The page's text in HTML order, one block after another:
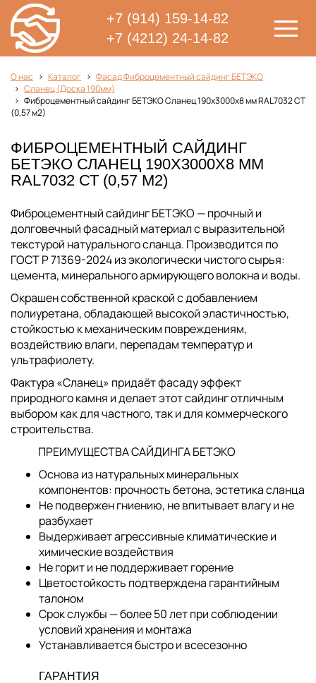
+7 (914) 159-14-82
+7 (4212) 24-14-82
О нас Каталог
Фасад Фиброцементный сайдинг БЕТЭКО
Сланец (Доска 190мм)
Фиброцементный сайдинг БЕТЭКО Сланец 190х3000х8 мм RAL7032 СТ
(0,57 м2)
ФИБРОЦЕМЕНТНЫЙ САЙДИНГ
БЕТЭКО СЛАНЕЦ 190Х3000Х8 ММ
RAL7032 СТ (0,57 М2)
Фиброцементный сайдинг БЕТЭКО — прочный и
долговечный фасадный материал с выразительной
текстурой натурального сланца. Производится по
ГОСТ Р 71369-2024 из экологически чистого сырья:
цемента, минерального армирующего волокна и воды.
Окрашен собственной краской с добавлением
полиуретана, обладающей высокой эластичностью,
стойкостью к механическим повреждениям,
воздействию влаги, перепадам температур и
ультрафиолету.
Фактура «Сланец» придаёт фасаду эффект
природного камня и делает этот сайдинг отличным
выбором как для частного, так и для коммерческого
строительства.
ПРЕИМУЩЕСТВА САЙДИНГА БЕТЭКО
Основа из натуральных минеральных
компонентов: прочность бетона, эстетика сланца
Не подвержен гниению, не впитывает влагу и не
разбухает
Выдерживает агрессивные климатические и
химические воздействия
Не горит и не поддерживает горение
Цветостойкость подтверждена гарантийным
талоном
Срок службы — более 50 лет при соблюдении
условий хранения и монтажа
Устанавливается быстро и всесезонно
ГАРАНТИЯ